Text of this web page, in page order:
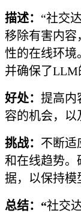
描述： “社交
移除有害内容
性的在线环境
并确保了LLM
好处： 提高内
容的机会，以
挑战： 不断适
和在线趋势。
据，以保持模
总结：“社交